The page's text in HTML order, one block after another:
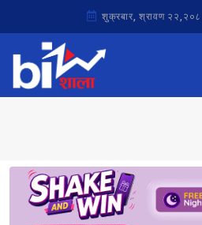
शुक्रबार, श्रावण